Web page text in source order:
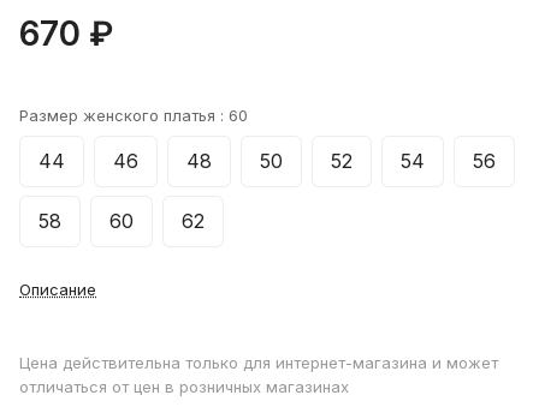
670 ₽
Размер женского платья : 60
44 46 48 50 52 54 56
58 60 62
Описание
Цена действительна только для интернет-магазина и может
отличаться от цен в розничных магазинах